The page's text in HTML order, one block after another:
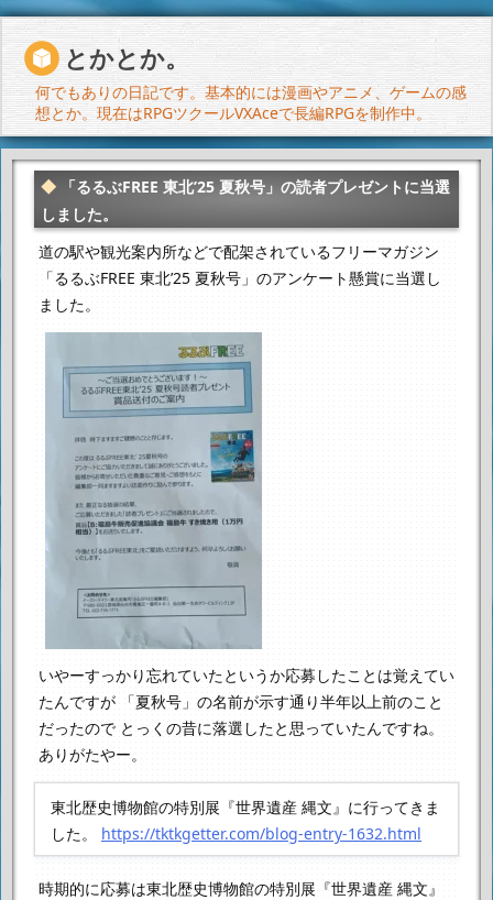
とかとか。
何でもありの日記です。基本的には漫画やアニメ、ゲームの感
想とか。現在はRPGツクールVXAceで長編RPGを制作中。
「るるぶFREE 東北’25 夏秋号」の読者プレゼントに当選
しました。
道の駅や観光案内所などで配架されているフリーマガジン
「るるぶFREE 東北’25 夏秋号」のアンケート懸賞に当選し
ました。
いやーすっかり忘れていたというか応募したことは覚えてい
たんですが 「夏秋号」の名前が示す通り半年以上前のこと
だったので とっくの昔に落選したと思っていたんですね。
ありがたやー。
東北歴史博物館の特別展『世界遺産 縄文』に行ってきま
した。
https://tktkgetter.com/blog-entry-1632.html
時期的に応募は東北歴史博物館の特別展『世界遺産 縄文』